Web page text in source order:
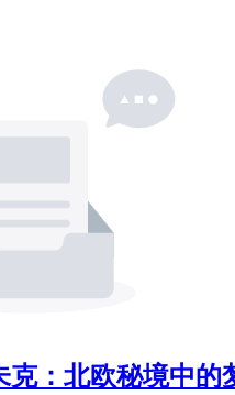
克：北欧秘境中的